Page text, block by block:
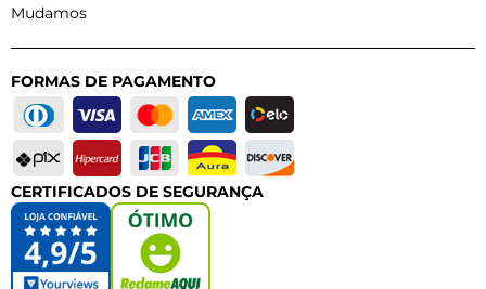
Mudamos
FORMAS DE PAGAMENTO
CERTIFICADOS DE SEGURANÇA